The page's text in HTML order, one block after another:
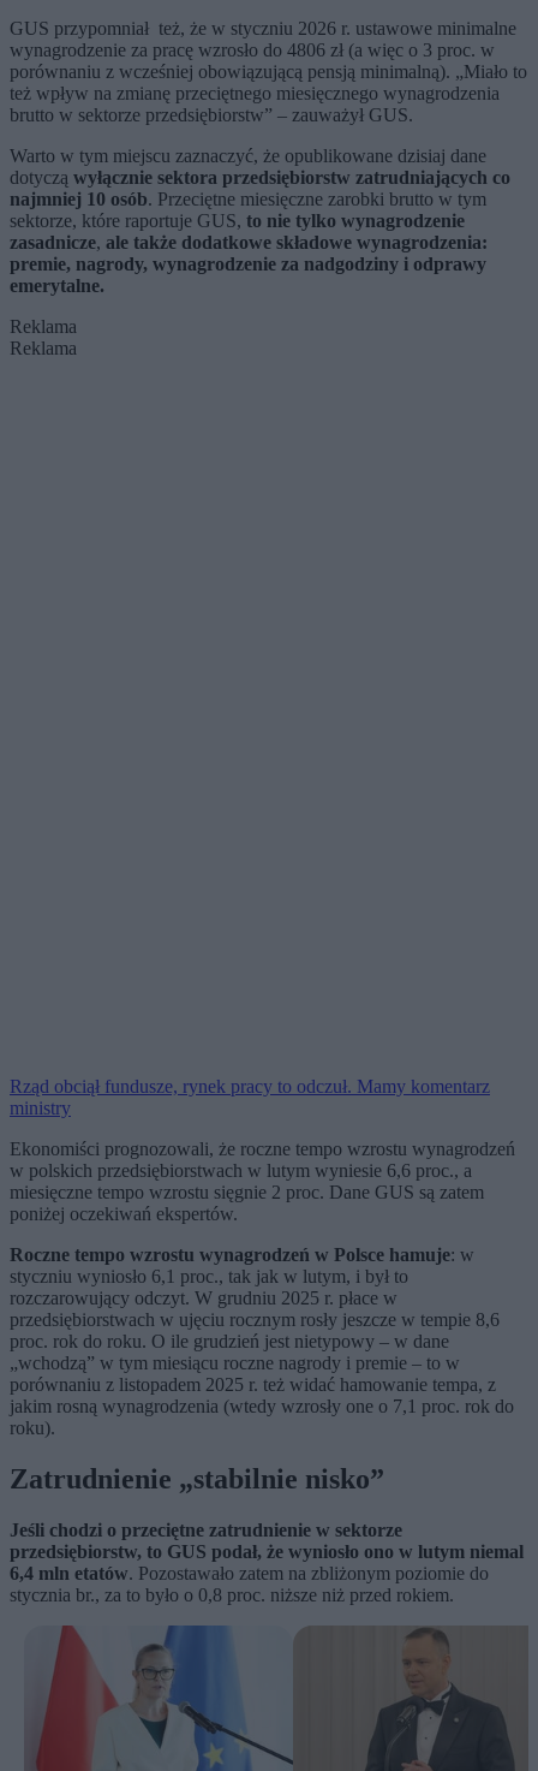
GUS przypomniał też, że w styczniu 2026 r. ustawowe minimalne
wynagrodzenie za pracę wzrosło do 4806 zł (a więc o 3 proc. w
porównaniu z wcześniej obowiązującą pensją minimalną). „Miało to
też wpływ na zmianę przeciętnego miesięcznego wynagrodzenia
brutto w sektorze przedsiębiorstw” – zauważył GUS.
Warto w tym miejscu zaznaczyć, że opublikowane dzisiaj dane
dotyczą wyłącznie sektora przedsiębiorstw zatrudniających co
najmniej 10 osób. Przeciętne miesięczne zarobki brutto w tym
sektorze, które raportuje GUS, to nie tylko wynagrodzenie
zasadnicze, ale także dodatkowe składowe wynagrodzenia:
premie, nagrody, wynagrodzenie za nadgodziny i odprawy
emerytalne.
Reklama
Reklama
Rząd obciął fundusze, rynek pracy to odczuł. Mamy komentarz
ministry
Ekonomiści prognozowali, że roczne tempo wzrostu wynagrodzeń
w polskich przedsiębiorstwach w lutym wyniesie 6,6 proc., a
miesięczne tempo wzrostu sięgnie 2 proc. Dane GUS są zatem
poniżej oczekiwań ekspertów.
Roczne tempo wzrostu wynagrodzeń w Polsce hamuje: w
styczniu wyniosło 6,1 proc., tak jak w lutym, i był to
rozczarowujący odczyt. W grudniu 2025 r. płace w
przedsiębiorstwach w ujęciu rocznym rosły jeszcze w tempie 8,6
proc. rok do roku. O ile grudzień jest nietypowy – w dane
„wchodzą” w tym miesiącu roczne nagrody i premie – to w
porównaniu z listopadem 2025 r. też widać hamowanie tempa, z
jakim rosną wynagrodzenia (wtedy wzrosły one o 7,1 proc. rok do
roku).
Zatrudnienie „stabilnie nisko”
Jeśli chodzi o przeciętne zatrudnienie w sektorze
przedsiębiorstw, to GUS podał, że wyniosło ono w lutym niemal
6,4 mln etatów. Pozostawało zatem na zbliżonym poziomie do
stycznia br., za to było o 0,8 proc. niższe niż przed rokiem.